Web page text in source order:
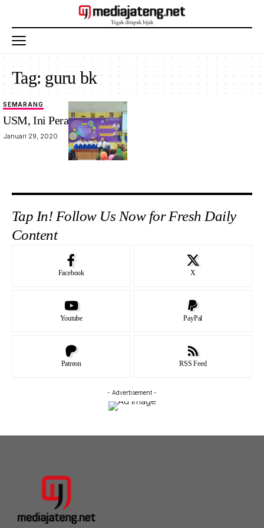
Tag: guru bk
SEMARANG
USM, Ini Peran Guru BK
Januari 29, 2020
Tap In! Follow Us Now for Fresh Daily
Content
Facebook X
Youtube PayPal
Patreon RSS Feed
- Advertisement -